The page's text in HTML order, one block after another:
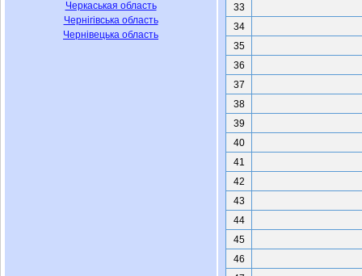
Черкаськая область
Чернігівська область
Чернівецька область